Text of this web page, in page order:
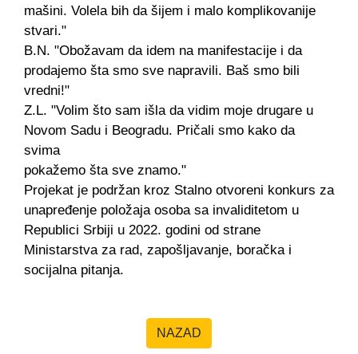
mašini. Volela bih da šijem i malo komplikovanije
stvari."
B.N. "Obožavam da idem na manifestacije i da
prodajemo šta smo sve napravili. Baš smo bili
vredni!"
Z.L. "Volim što sam išla da vidim moje drugare u
Novom Sadu i Beogradu. Pričali smo kako da
svima
pokažemo šta sve znamo."
Projekat je podržan kroz Stalno otvoreni konkurs za
unapređenje položaja osoba sa invaliditetom u
Republici Srbiji u 2022. godini od strane
Ministarstva za rad, zapošljavanje, boračka i
socijalna pitanja.
NAZAD